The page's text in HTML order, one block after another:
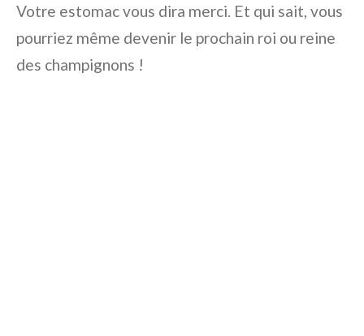
Votre estomac vous dira merci. Et qui sait, vous
pourriez même devenir le prochain roi ou reine
des champignons !